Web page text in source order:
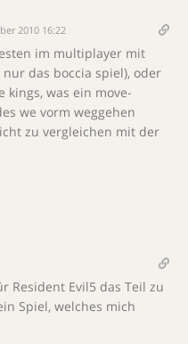
2010 16:22
im multiplayer mit
das boccia spiel), oder
kings, was ein move-
we vorm weggehen
zu vergleichen mit der
Resident Evil5 das Teil zu
Spiel, welches mich